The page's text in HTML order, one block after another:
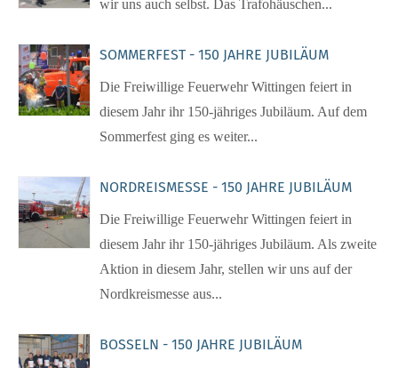
wir uns auch selbst. Das Trafohäuschen...
SOMMERFEST - 150 JAHRE JUBILÄUM
Die Freiwillige Feuerwehr Wittingen feiert in
diesem Jahr ihr 150-jähriges Jubiläum. Auf dem
Sommerfest ging es weiter...
NORDREISMESSE - 150 JAHRE JUBILÄUM
Die Freiwillige Feuerwehr Wittingen feiert in
diesem Jahr ihr 150-jähriges Jubiläum. Als zweite
Aktion in diesem Jahr, stellen wir uns auf der
Nordkreismesse aus...
BOSSELN - 150 JAHRE JUBILÄUM